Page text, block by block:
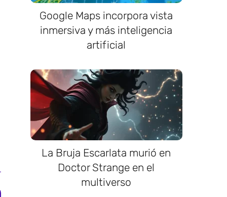
Google Maps incorpora vista
inmersiva y más inteligencia
artificial
La Bruja Escarlata murió en
Doctor Strange en el
multiverso